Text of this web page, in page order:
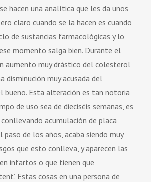
hacen una analítica que les da unos
claro cuando se la hacen es cuando
de sustancias farmacológicas y lo
momento salga bien. Durante el
aumento muy drástico del colesterol
disminución muy acusada del
bueno. Esta alteración es tan notoria
de uso sea de dieciséis semanas, es
acumulación de placa
de los años, acaba siendo muy
que esto conlleva, y aparecen las
infartos o que tienen que
Estas cosas en una persona de